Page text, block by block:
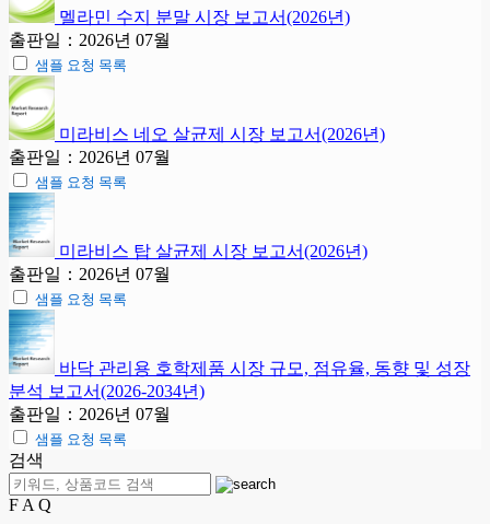
멜라민 수지 분말 시장 보고서(2026년)
출판일：2026년 07월
샘플 요청 목록
미라비스 네오 살균제 시장 보고서(2026년)
출판일：2026년 07월
샘플 요청 목록
미라비스 탑 살균제 시장 보고서(2026년)
출판일：2026년 07월
샘플 요청 목록
바닥 관리용 호학제품 시장 규모, 점유율, 동향 및 성장
분석 보고서(2026-2034년)
출판일：2026년 07월
샘플 요청 목록
검색
F A Q